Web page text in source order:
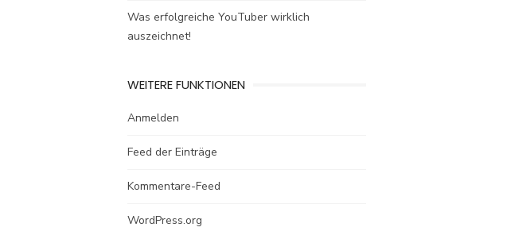
Was erfolgreiche YouTuber wirklich
auszeichnet!
WEITERE FUNKTIONEN
Anmelden
Feed der Einträge
Kommentare-Feed
WordPress.org